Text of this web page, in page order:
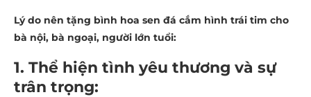
Lý do nên tặng bình hoa sen đá cắm hình trái tim cho
bà nội, bà ngoại, người lớn tuổi:
1. Thể hiện tình yêu thương và sự
trân trọng: